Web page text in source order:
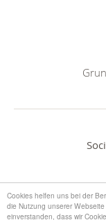
Cookies helfen uns bei der
die Nutzung unserer
einverstanden, dass wir